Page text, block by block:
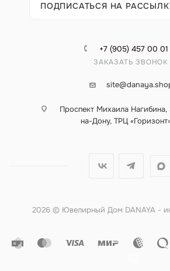
ПОДПИСАТЬСЯ НА
+7 (905) 457 00 01
ЗАКАЗАТЬ ЗВОНОК
Проспект Михаила
на-Дону, ТРЦ
2026 © Ювелирный Дом DANAYA -